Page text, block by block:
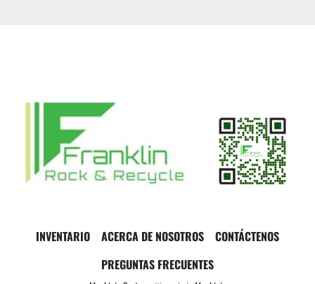
INVENTARIO ACERCA DE NOSOTROS
CONTÁCTENOS
PREGUNTAS FRECUENTES